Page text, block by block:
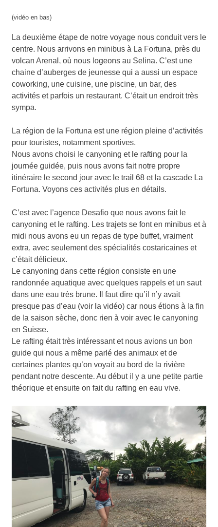
(vidéo en bas)
La deuxième étape de notre voyage nous conduit vers le
centre. Nous arrivons en minibus à La Fortuna, près du
volcan Arenal, où nous logeons au Selina. C’est une
chaine d’auberges de jeunesse qui a aussi un espace
coworking, une cuisine, une piscine, un bar, des
activités et parfois un restaurant. C’était un endroit très
sympa.
La région de la Fortuna est une région pleine d’activités
pour touristes, notamment sportives.
Nous avons choisi le canyoning et le rafting pour la
journée guidée, puis nous avons fait notre propre
itinéraire le second jour avec le trail 68 et la cascade La
Fortuna. Voyons ces activités plus en détails.
C’est avec l’agence Desafio que nous avons fait le
canyoning et le rafting. Les trajets se font en minibus et à
midi nous avons eu un repas de type buffet, vraiment
extra, avec seulement des spécialités costaricaines et
c’était délicieux.
Le canyoning dans cette région consiste en une
randonnée aquatique avec quelques rappels et un saut
dans une eau très brune. Il faut dire qu’il n’y avait
presque pas d’eau (voir la vidéo) car nous étions à la fin
de la saison sèche, donc rien à voir avec le canyoning
en Suisse.
Le rafting était très intéressant et nous avions un bon
guide qui nous a même parlé des animaux et de
certaines plantes qu’on voyait au bord de la rivière
pendant notre descente. Au début il y a une petite partie
théorique et ensuite on fait du rafting en eau vive.